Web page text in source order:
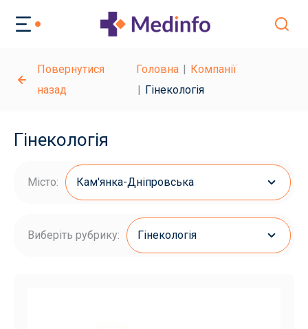
Повернутися
назад
Головна
Компанії
Гінекологія
Гінекологія
Місто: Кам'янка-Дніпровська
Виберіть рубрику: Гінекологія